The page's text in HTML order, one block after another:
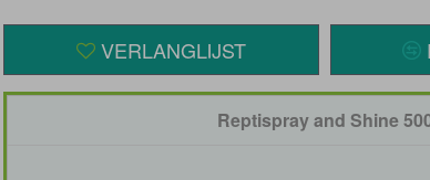
VERLANGLIJST
Reptispray and Shine